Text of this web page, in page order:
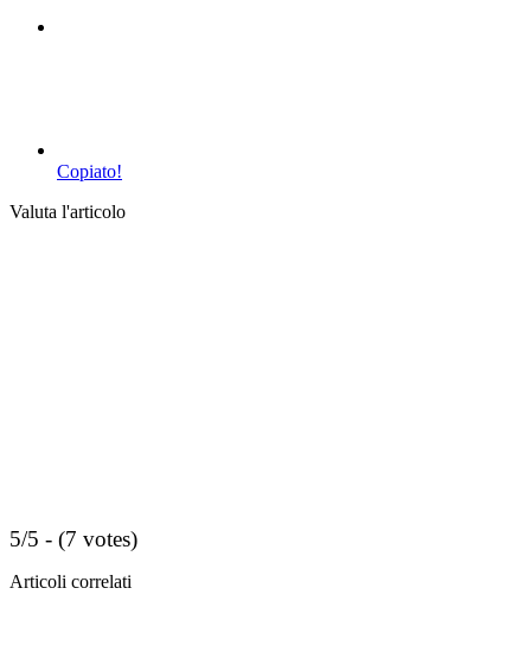
Copiato!
Valuta l'articolo
5/5 - (7 votes)
Articoli correlati